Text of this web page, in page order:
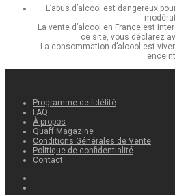
L’abus d’alcool est dangereux
La vente d’alcool en France est
ce site, vous déclarez
La consommation d’alcool est
Programme de fidélité
FAQ
À propos
Quaff Magazine
Conditions Générales de Vente
Politique de confidentialité
Contact